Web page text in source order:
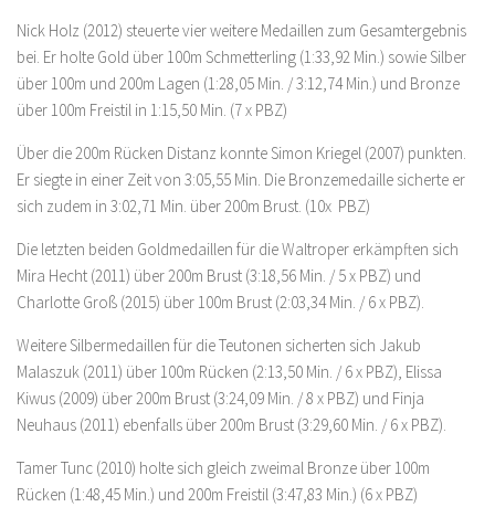
Nick Holz (2012) steuerte vier weitere Medaillen zum Gesamtergebnis
bei. Er holte Gold über 100m Schmetterling (1:33,92 Min.) sowie Silber
über 100m und 200m Lagen (1:28,05 Min. / 3:12,74 Min.) und Bronze
über 100m Freistil in 1:15,50 Min. (7 x PBZ)
Über die 200m Rücken Distanz konnte Simon Kriegel (2007) punkten.
Er siegte in einer Zeit von 3:05,55 Min. Die Bronzemedaille sicherte er
sich zudem in 3:02,71 Min. über 200m Brust. (10x PBZ)
Die letzten beiden Goldmedaillen für die Waltroper erkämpften sich
Mira Hecht (2011) über 200m Brust (3:18,56 Min. / 5 x PBZ) und
Charlotte Groß (2015) über 100m Brust (2:03,34 Min. / 6 x PBZ).
Weitere Silbermedaillen für die Teutonen sicherten sich Jakub
Malaszuk (2011) über 100m Rücken (2:13,50 Min. / 6 x PBZ), Elissa
Kiwus (2009) über 200m Brust (3:24,09 Min. / 8 x PBZ) und Finja
Neuhaus (2011) ebenfalls über 200m Brust (3:29,60 Min. / 6 x PBZ).
Tamer Tunc (2010) holte sich gleich zweimal Bronze über 100m
Rücken (1:48,45 Min.) und 200m Freistil (3:47,83 Min.) (6 x PBZ)